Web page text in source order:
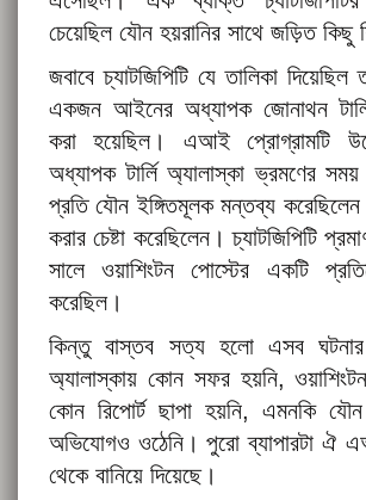
চেয়েছিল যৌন হয়রানির সাথে জড়িত কিছু
জবাবে চ্যাটজিপিটি যে তালিকা
একজন আইনের অধ্যাপক জোনাথন
করা হয়েছিল। এআই প্রোগ্রামটি
অধ্যাপক টার্লি অ্যালাস্কা ভ্রমণের
প্রতি যৌন ইঙ্গিতমূলক মন্তব্য করেছিলেন
করার চেষ্টা করেছিলেন। চ্যাটজিপিটি
সালে ওয়াশিংটন পোস্টের একটি
করেছিল।
কিন্তু বাস্তব সত্য হলো এসব ঘটনার
অ্যালাস্কায় কোন সফর হয়নি,
কোন রিপোর্ট ছাপা হয়নি, এমনকি
অভিযোগও ওঠেনি। পুরো ব্যাপারটা ঐ
থেকে বানিয়ে দিয়েছে।